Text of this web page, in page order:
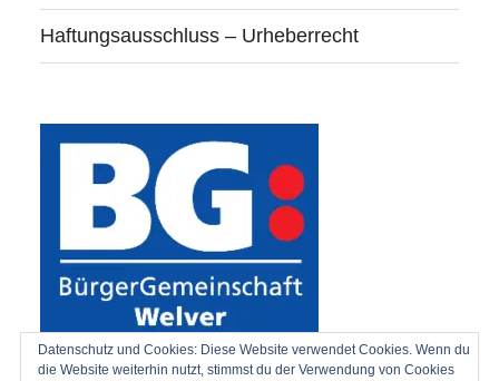
Haftungsausschluss – Urheberrecht
Datenschutz und Cookies: Diese Website verwendet Cookies. Wenn du
die Website weiterhin nutzt, stimmst du der Verwendung von Cookies